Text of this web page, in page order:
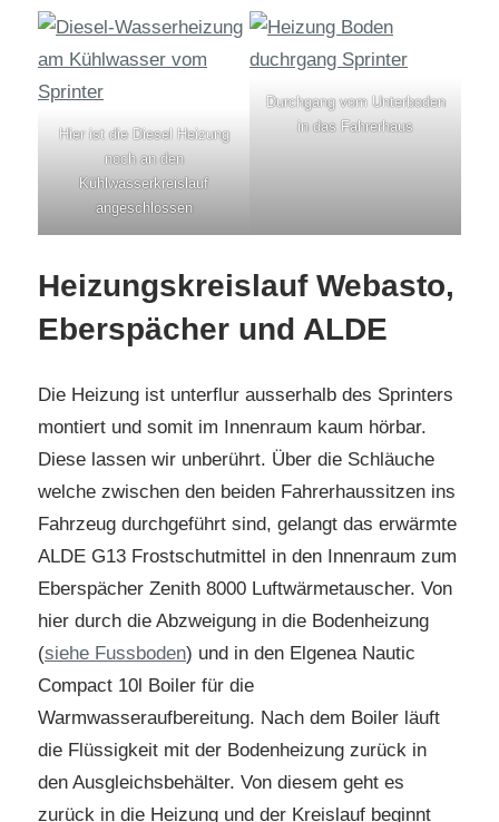
Hier ist die Diesel Heizung
noch an den
Kühlwasserkreislauf
angeschlossen
Durchgang vom Unterboden
in das Fahrerhaus
Heizungskreislauf Webasto,
Eberspächer und ALDE
Die Heizung ist unterflur ausserhalb des Sprinters
montiert und somit im Innenraum kaum hörbar.
Diese lassen wir unberührt. Über die Schläuche
welche zwischen den beiden Fahrerhaussitzen ins
Fahrzeug durchgeführt sind, gelangt das erwärmte
ALDE G13 Frostschutmittel in den Innenraum zum
Eberspächer Zenith 8000 Luftwärmetauscher. Von
hier durch die Abzweigung in die Bodenheizung
(siehe Fussboden) und in den Elgenea Nautic
Compact 10l Boiler für die
Warmwasseraufbereitung. Nach dem Boiler läuft
die Flüssigkeit mit der Bodenheizung zurück in
den Ausgleichsbehälter. Von diesem geht es
zurück in die Heizung und der Kreislauf beginnt